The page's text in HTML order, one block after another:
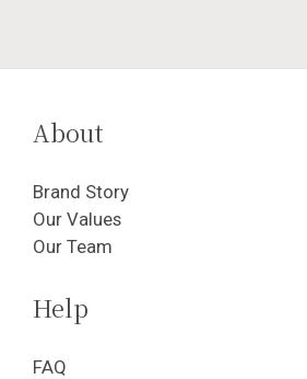
About
Brand Story
Our Values
Our Team
Help
FAQ